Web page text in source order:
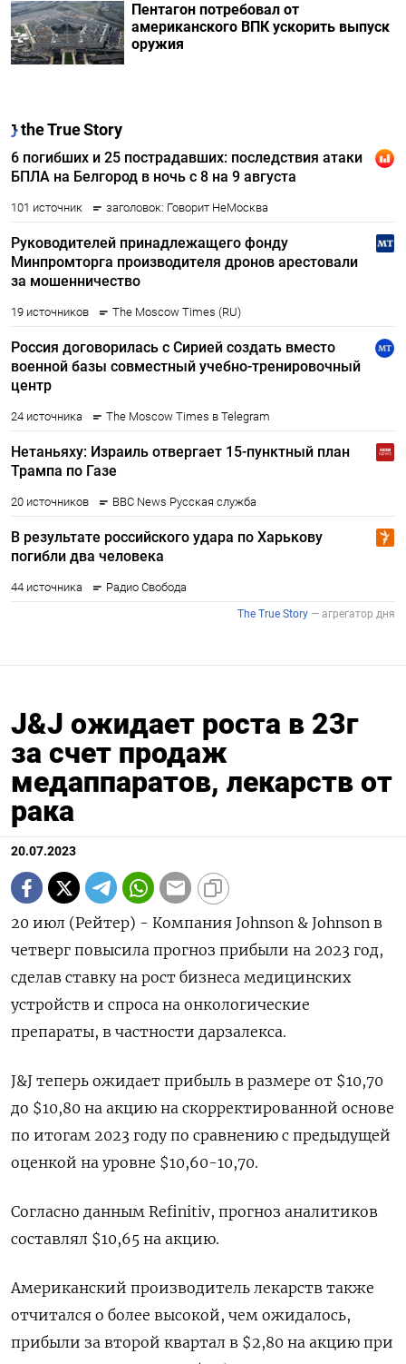
Пентагон потребовал от
американского ВПК ускорить выпуск
оружия
J&J ожидает роста в 23г
за счет продаж
медаппаратов, лекарств от
рака
20.07.2023
20 июл (Рейтер) - Компания Johnson & Johnson в
четверг повысила прогноз прибыли на 2023 год,
сделав ставку на рост бизнеса медицинских
устройств и спроса на онкологические
препараты, в частности дарзалекса.
J&J теперь ожидает прибыль в размере от $10,70
до $10,80 на акцию на скорректированной основе
по итогам 2023 году по сравнению с предыдущей
оценкой на уровне $10,60-10,70.
Согласно данным Refinitiv, прогноз аналитиков
составлял $10,65 на акцию.
Американский производитель лекарств также
отчитался о более высокой, чем ожидалось,
прибыли за второй квартал в $2,80 на акцию при